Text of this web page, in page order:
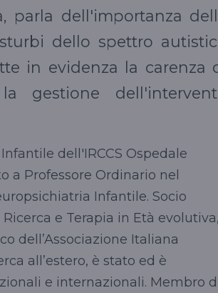
parla dell'importanza
dello spettro
in evidenza la carenza
gestione
dell'IRCCS Ospeda­le
a Professore Ordinario nel
Infantile. Socio
e Terapia in Età
dell’Associazione Italiana
all’estero, è stato ed è
e internazionali. Membro